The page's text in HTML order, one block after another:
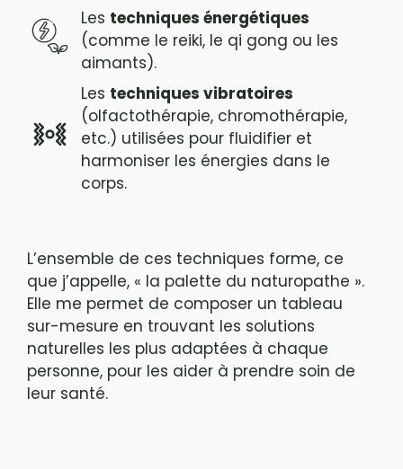
Les techniques énergétiques
(comme le reiki, le qi gong ou les
aimants).
Les techniques vibratoires
(olfactothérapie, chromothérapie,
etc.) utilisées pour fluidifier et
harmoniser les énergies dans le
corps.
L’ensemble de ces techniques forme, ce
que j’appelle, « la palette du naturopathe ».
Elle me permet de composer un tableau
sur-mesure en trouvant les solutions
naturelles les plus adaptées à chaque
personne, pour les aider à prendre soin de
leur santé.